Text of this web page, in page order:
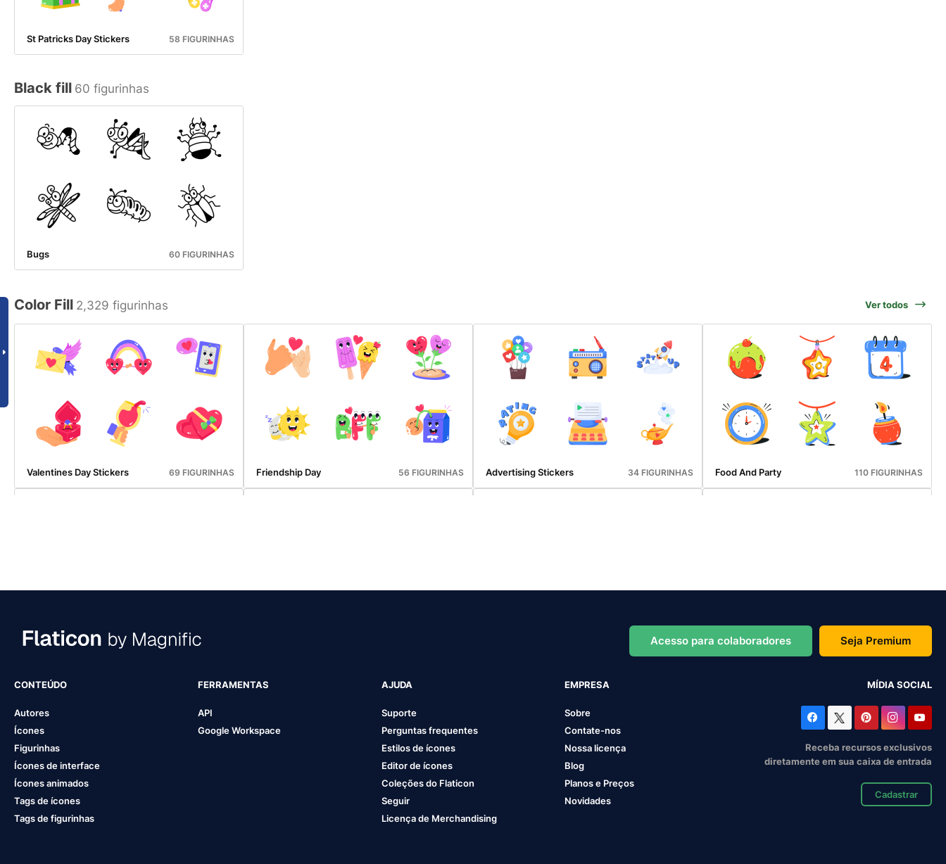
St Patricks Day Stickers 58 FIGURINHAS
Black fill 60 figurinhas
Bugs 60 FIGURINHAS
Color Fill 2,329 figurinhas Ver todos
Valentines Day Stickers 69 FIGURINHAS Friendship Day 56 FIGURINHAS Advertising Stickers 34 FIGURINHAS Food And Party 110 FIGURINHAS
Food 100 FIGURINHAS 100 FIGURINHAS Food 100 FIGURINHAS
Acesso para colaboradores Seja Premium
CONTEÚDO
Autores
Ícones
Figurinhas
Ícones de interface
Ícones animados
Tags de ícones
Tags de figurinhas
FERRAMENTAS
API
Google Workspace
AJUDA
Suporte
Perguntas frequentes
Estilos de ícones
Editor de ícones
Coleções do Flaticon
Seguir
Licença de Merchandising
EMPRESA
Sobre
Contate-nos
Nossa licença
Blog
Planos e Preços
Novidades
MÍDIA SOCIAL
Receba recursos exclusivos
diretamente em sua caixa de entrada
Cadastrar